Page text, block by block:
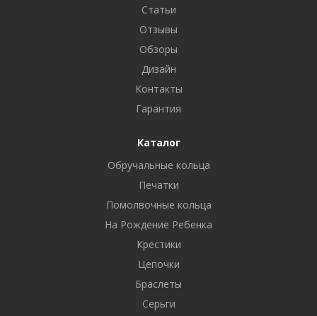
Статьи
Отзывы
Обзоры
Дизайн
Контакты
Гарантия
Каталог
Обручальные кольца
Печатки
Помолвочные кольца
На Рождение Ребенка
Крестики
Цепочки
Браслеты
Серьги